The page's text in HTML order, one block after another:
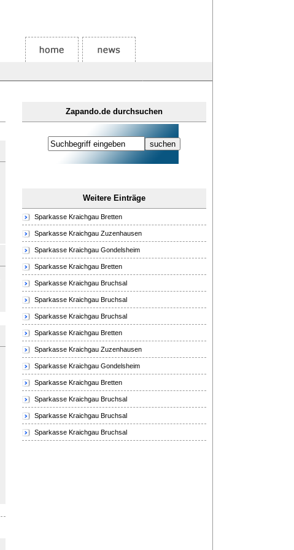
Zapando.de durchsuchen
Weitere Einträge
Sparkasse Kraichgau Bretten
Sparkasse Kraichgau Zuzenhausen
Sparkasse Kraichgau Gondelsheim
Sparkasse Kraichgau Bretten
Sparkasse Kraichgau Bruchsal
Sparkasse Kraichgau Bruchsal
Sparkasse Kraichgau Bruchsal
Sparkasse Kraichgau Bretten
Sparkasse Kraichgau Zuzenhausen
Sparkasse Kraichgau Gondelsheim
Sparkasse Kraichgau Bretten
Sparkasse Kraichgau Bruchsal
Sparkasse Kraichgau Bruchsal
Sparkasse Kraichgau Bruchsal